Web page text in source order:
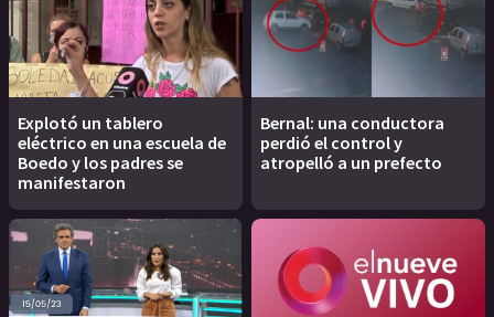
Explotó un tablero
eléctrico en una escuela de
Boedo y los padres se
manifestaron
Bernal: una conductora
perdió el control y
atropelló a un prefecto